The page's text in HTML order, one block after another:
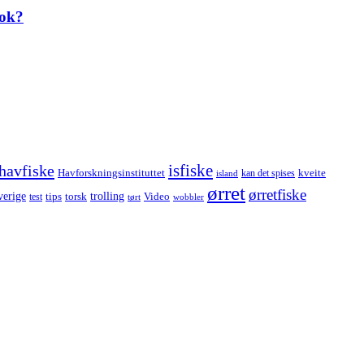
Havforskningsinstituttet isfiske island kan det spises kveite
test tips torsk trolling tørt Video wobbler ørretørretfiske